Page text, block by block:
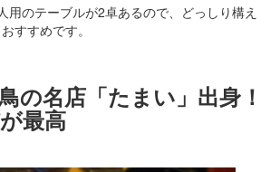
用のテーブルが2卓あるので、どっしり構え
すすめです。
の名店「たまい」出身！
最高